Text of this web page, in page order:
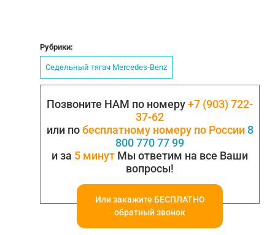
Рубрики:
Седельный тягач Mercedes-Benz
Позвоните НАМ по номеру+7 (903) 722-
37-62
или побесплатному номеру по России 8
800 770 77 99
и за 5 минут Мы ответим на все Ваши
вопросы!
Или закажите БЕСПЛАТНО
обратный звонок